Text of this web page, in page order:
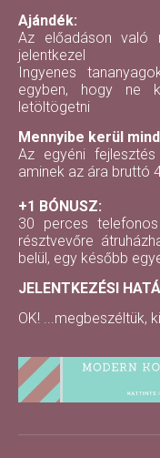
Ajándék:
Az előadáson való
jelentkezel
Ingyenes
egyben, hogy ne
letöltögetni
Mennyibe kerül
Az egyéni
aminek az ára bruttó
+1 BÓNUSZ:
30 perces
résztvevőre
belül, egy később
JELENTKEZÉSI
OK! ...megbeszéltük,